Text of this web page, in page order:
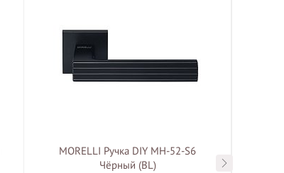
MORELLI Ручка DIY MH-52-S6
Чёрный (BL)